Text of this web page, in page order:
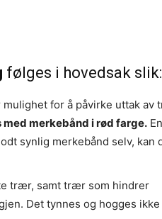
følges i hovedsak slik:
for å påvirke uttak av
merkebånd i rød farge.
synlig merkebånd selv, kan
trær, samt trær som hindrer
Det tynnes og hogges ikke